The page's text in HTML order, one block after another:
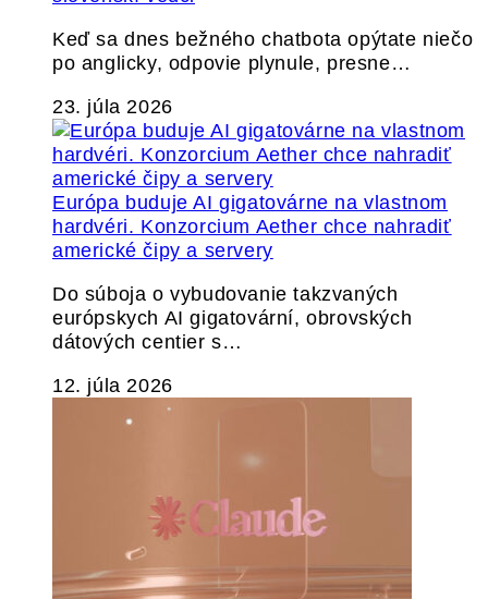
Keď sa dnes bežného chatbota opýtate niečo
po anglicky, odpovie plynule, presne…
23. júla 2026
Európa buduje AI gigatovárne na vlastnom
hardvéri. Konzorcium Aether chce nahradiť
americké čipy a servery
Do súboja o vybudovanie takzvaných
európskych AI gigatovární, obrovských
dátových centier s…
12. júla 2026